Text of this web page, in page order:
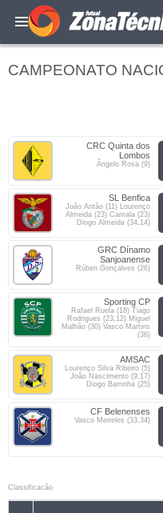
CAMPEONATO
CRC Quinta dos
Lombos
Ângelo Rosa (9)
SL Benfica
João Antão (11) Lourenço
Almeida (23) Camala (23)
Diogo Almeida (34,14)
GRC Dínamo
Sanjoanense
Rúben Gonçalves (26)
Sporting CP
Rafael Ruela (18) Tiago
Rodrigues (23,12) Miguel
Malhão (30) Vasco Martins
(36)
AMSAC
Lourenço Silva Ribeiro (5)
João Nascimento (9,17)
Diogo Barrinha (25)
CF Belenenses
Vasco Meireles (33,34)
Classificacão